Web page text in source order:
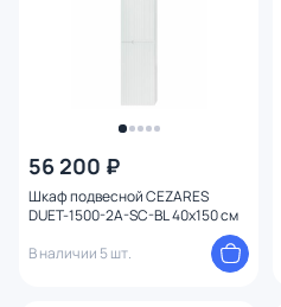
56 200 ₽
Шкаф подвесной CEZARES
DUET-1500-2A-SC-BL 40х150 см
В наличии 5 шт.